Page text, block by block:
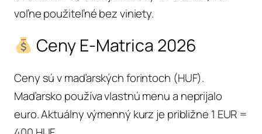
voľne použiteľné bez viniety.
Ceny E-Matrica 2026
Ceny sú v maďarských forintoch (HUF).
Maďarsko používa vlastnú menu a neprijalo
euro. Aktuálny výmenný kurz je približne 1 EUR =